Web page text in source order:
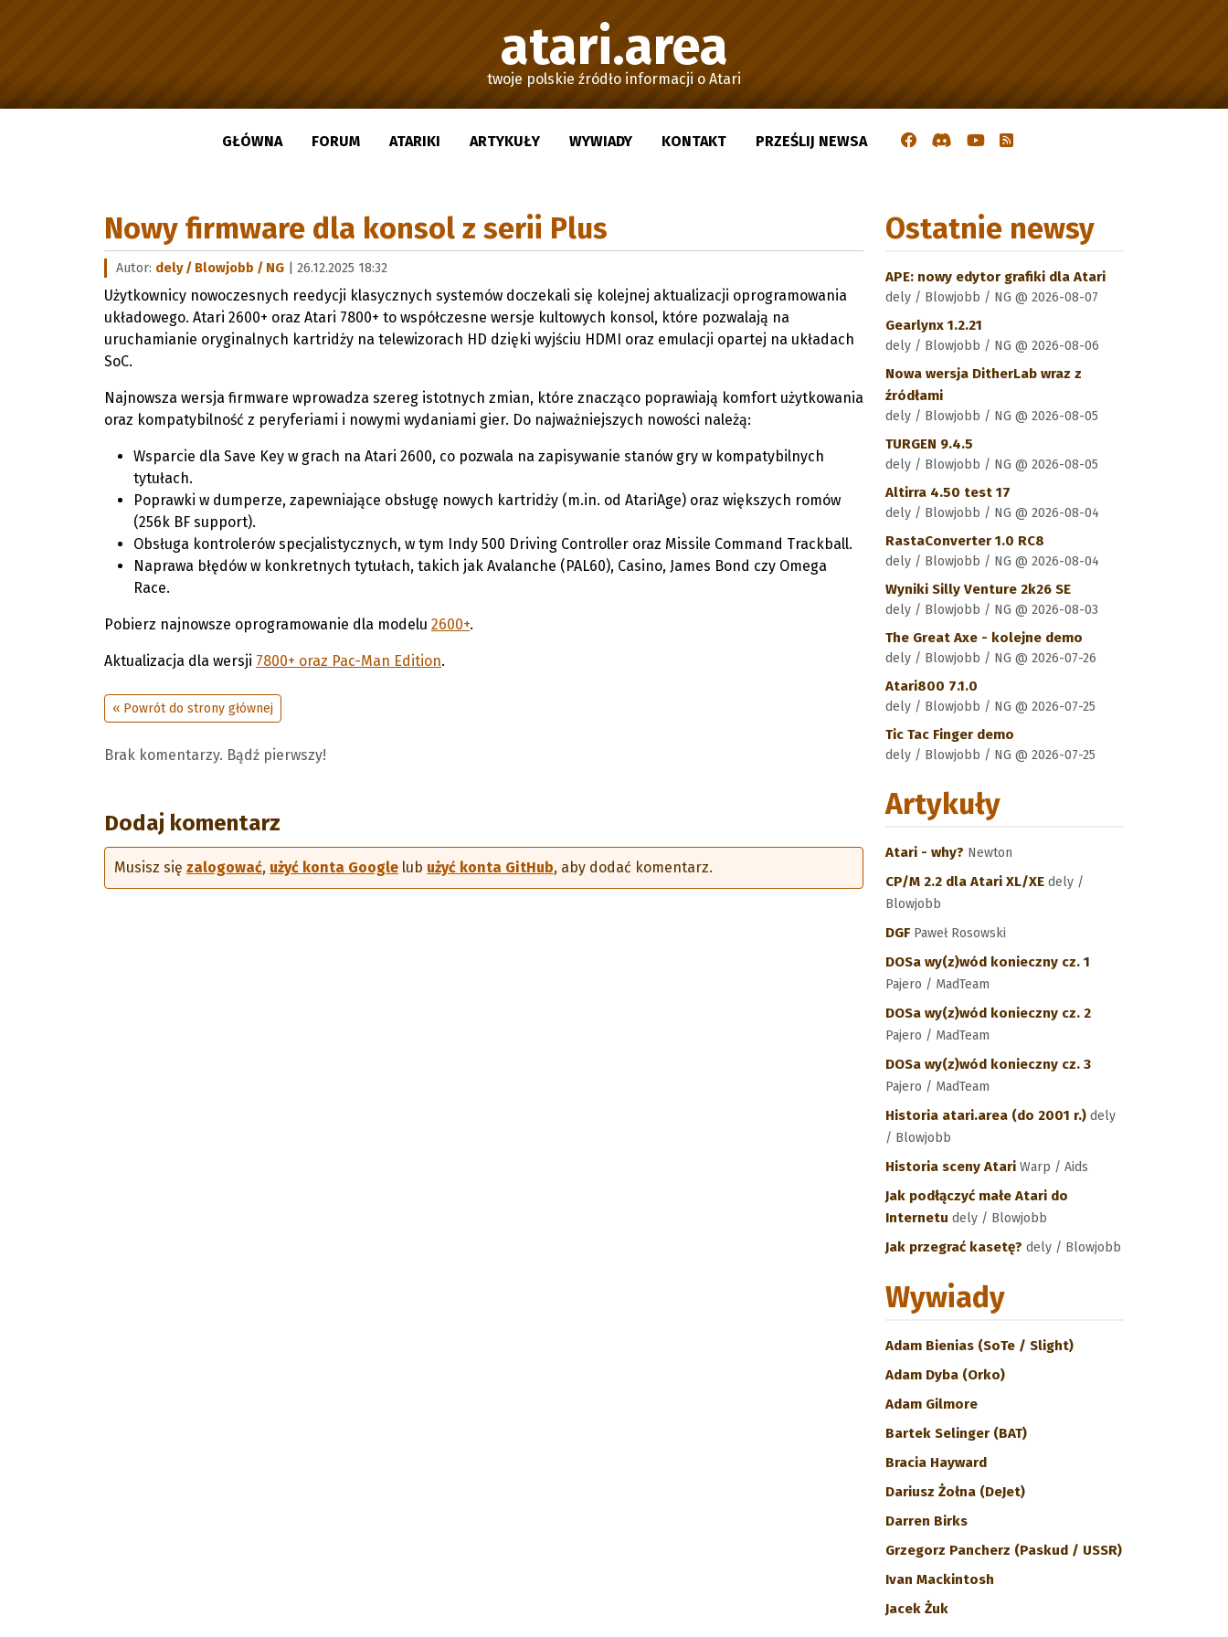
atari.area
twoje polskie źródło informacji o Atari
GŁÓWNA FORUM ATARIKI ARTYKUŁY WYWIADY KONTAKT PRZEŚLIJ NEWSA
Nowy firmware dla konsol z serii Plus
Autor: dely / Blowjobb / NG | 26.12.2025 18:32
Użytkownicy nowoczesnych reedycji klasycznych systemów doczekali się kolejnej aktualizacji oprogramowania
układowego. Atari 2600+ oraz Atari 7800+ to współczesne wersje kultowych konsol, które pozwalają na
uruchamianie oryginalnych kartridży na telewizorach HD dzięki wyjściu HDMI oraz emulacji opartej na układach
SoC.
Najnowsza wersja firmware wprowadza szereg istotnych zmian, które znacząco poprawiają komfort użytkowania
oraz kompatybilność z peryferiami i nowymi wydaniami gier. Do najważniejszych nowości należą:
Wsparcie dla Save Key w grach na Atari 2600, co pozwala na zapisywanie stanów gry w kompatybilnych
tytułach.
Poprawki w dumperze, zapewniające obsługę nowych kartridży (m.in. od AtariAge) oraz większych romów
(256k BF support).
Obsługa kontrolerów specjalistycznych, w tym Indy 500 Driving Controller oraz Missile Command Trackball.
Naprawa błędów w konkretnych tytułach, takich jak Avalanche (PAL60), Casino, James Bond czy Omega
Race.
Pobierz najnowsze oprogramowanie dla modelu 2600+.
Aktualizacja dla wersji 7800+ oraz Pac-Man Edition.
« Powrót do strony głównej
Brak komentarzy. Bądź pierwszy!
Dodaj komentarz
Musisz się zalogować, użyć konta Google lub użyć konta GitHub, aby dodać komentarz.
Ostatnie newsy
APE: nowy edytor grafiki dla Atari
dely / Blowjobb / NG @ 2026-08-07
Gearlynx 1.2.21
dely / Blowjobb / NG @ 2026-08-06
Nowa wersja DitherLab wraz z
źródłami
dely / Blowjobb / NG @ 2026-08-05
TURGEN 9.4.5
dely / Blowjobb / NG @ 2026-08-05
Altirra 4.50 test 17
dely / Blowjobb / NG @ 2026-08-04
RastaConverter 1.0 RC8
dely / Blowjobb / NG @ 2026-08-04
Wyniki Silly Venture 2k26 SE
dely / Blowjobb / NG @ 2026-08-03
The Great Axe - kolejne demo
dely / Blowjobb / NG @ 2026-07-26
Atari800 7.1.0
dely / Blowjobb / NG @ 2026-07-25
Tic Tac Finger demo
dely / Blowjobb / NG @ 2026-07-25
Artykuły
Atari - why? Newton
CP/M 2.2 dla Atari XL/XE dely /
Blowjobb
DGF Paweł Rosowski
DOSa wy(z)wód konieczny cz. 1
Pajero / MadTeam
DOSa wy(z)wód konieczny cz. 2
Pajero / MadTeam
DOSa wy(z)wód konieczny cz. 3
Pajero / MadTeam
Historia atari.area (do 2001 r.) dely
/ Blowjobb
Historia sceny Atari Warp / Aids
Jak podłączyć małe Atari do
Internetu dely / Blowjobb
Jak przegrać kasetę? dely / Blowjobb
Wywiady
Adam Bienias (SoTe / Slight)
Adam Dyba (Orko)
Adam Gilmore
Bartek Selinger (BAT)
Bracia Hayward
Dariusz Żołna (DeJet)
Darren Birks
Grzegorz Pancherz (Paskud / USSR)
Ivan Mackintosh
Jacek Żuk